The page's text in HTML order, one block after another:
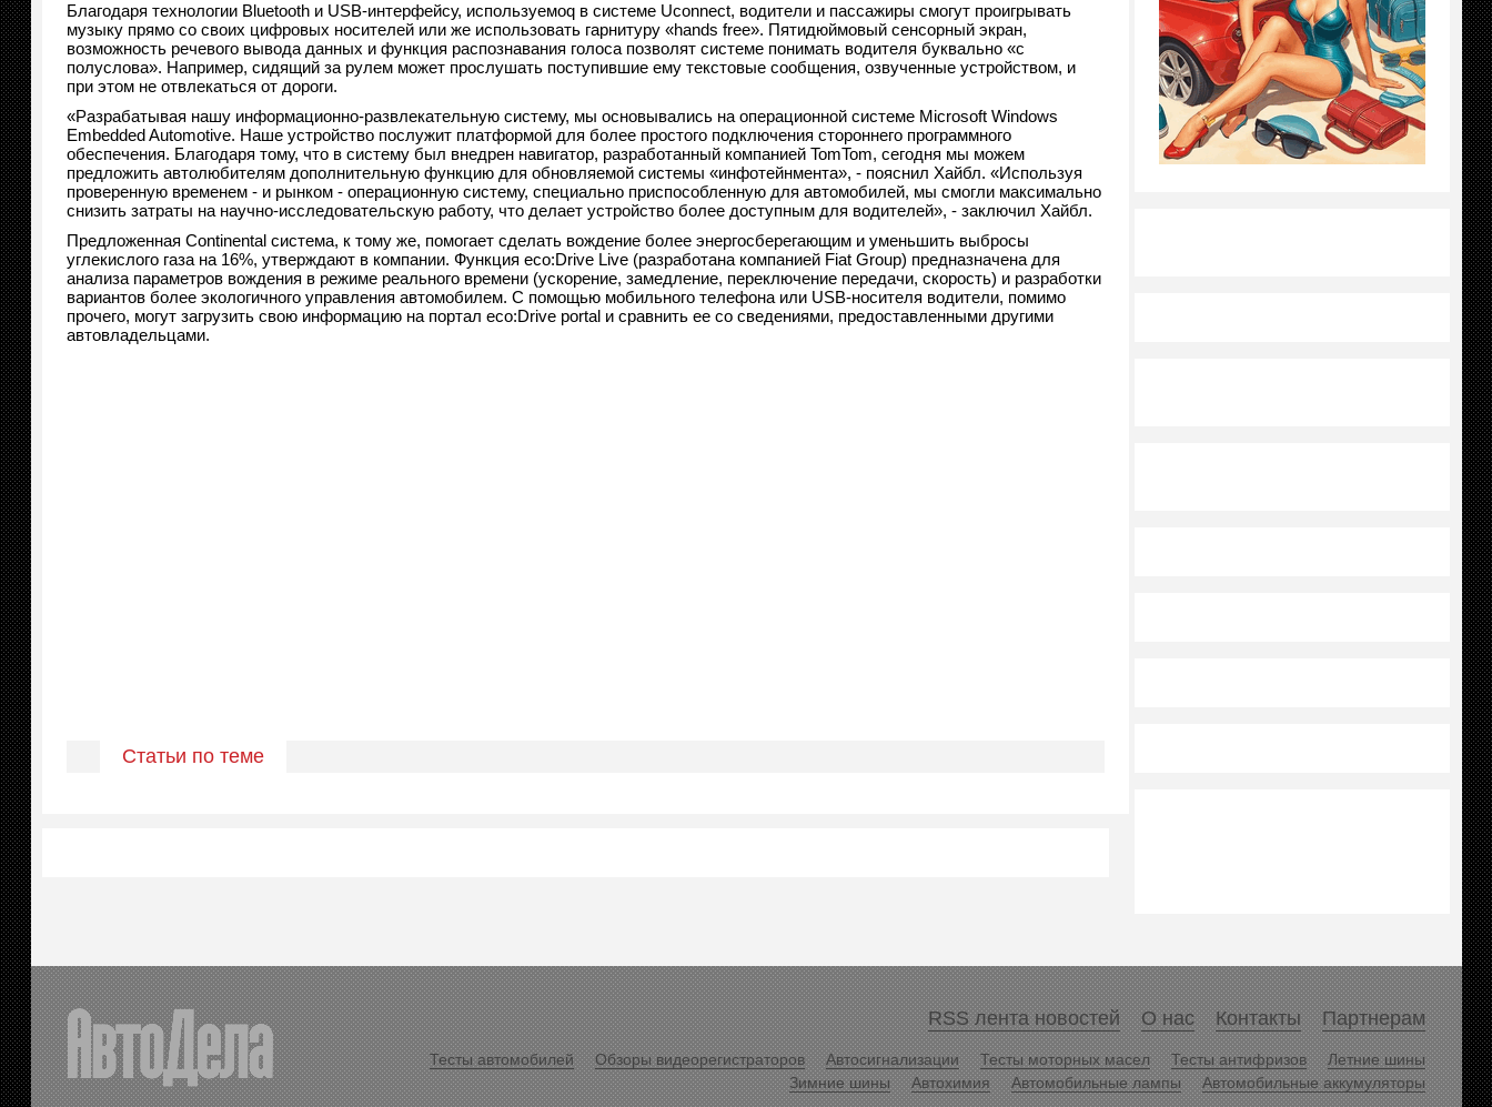
Благодаря технологии Bluetooth и USB-интерфейсу, используемоq в системе Uconnect, водители и пассажиры смогут проигрывать
музыку прямо со своих цифровых носителей или же использовать гарнитуру «hands free». Пятидюймовый сенсорный экран,
возможность речевого вывода данных и функция распознавания голоса позволят системе понимать водителя буквально «с
полуслова». Например, сидящий за рулем может прослушать поступившие ему текстовые сообщения, озвученные устройством, и
при этом не отвлекаться от дороги.
«Разрабатывая нашу информационно-развлекательную систему, мы основывались на операционной системе Microsoft Windows
Embedded Automotive. Наше устройство послужит платформой для более простого подключения стороннего программного
обеспечения. Благодаря тому, что в систему был внедрен навигатор, разработанный компанией TomTom, сегодня мы можем
предложить автолюбителям дополнительную функцию для обновляемой системы «инфотейнмента», - пояснил Хайбл. «Используя
проверенную временем - и рынком - операционную систему, специально приспособленную для автомобилей, мы смогли максимально
снизить затраты на научно-исследовательскую работу, что делает устройство более доступным для водителей», - заключил Хайбл.
Предложенная Continental система, к тому же, помогает сделать вождение более энергосберегающим и уменьшить выбросы
углекислого газа на 16%, утверждают в компании. Функция eco:Drive Live (разработана компанией Fiat Group) предназначена для
анализа параметров вождения в режиме реального времени (ускорение, замедление, переключение передачи, скорость) и разработки
вариантов более экологичного управления автомобилем. С помощью мобильного телефона или USB-носителя водители, помимо
прочего, могут загрузить свою информацию на портал eco:Drive portal и сравнить ее со сведениями, предоставленными другими
автовладельцами.
Статьи по теме
RSS лента новостей О нас Контакты Партнерам
Тесты автомобилей Обзоры видеорегистраторов Автосигнализации Тесты моторных масел Тесты антифризов
Летние шины
Зимние шины
Автохимия Автомобильные лампы Автомобильные аккумуляторы